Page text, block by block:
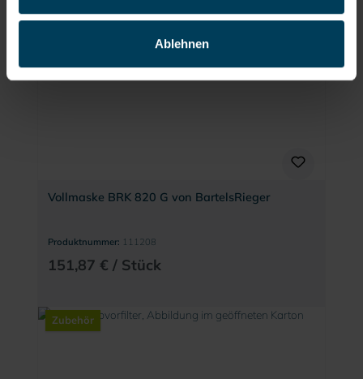
Ablehnen
Vollmaske BRK 820 G von BartelsRieger
Produktnummer: 111208
151,87 € / Stück
Zubehör